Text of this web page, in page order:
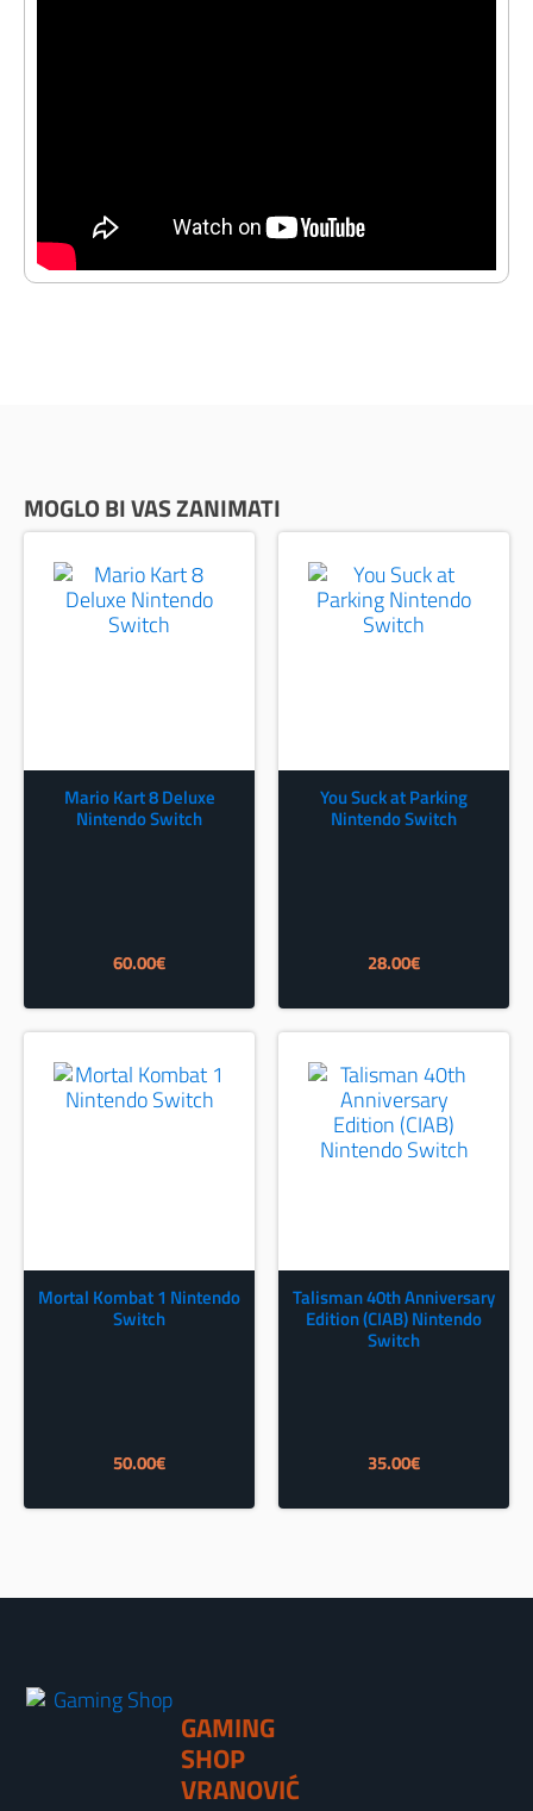
MOGLO BI VAS ZANIMATI
Mario Kart 8 Deluxe
Nintendo Switch
60.00€
You Suck at Parking
Nintendo Switch
28.00€
Mortal Kombat 1 Nintendo
Switch
50.00€
Talisman 40th Anniversary
Edition (CIAB) Nintendo
Switch
35.00€
GAMING
SHOP
VRANOVIĆ